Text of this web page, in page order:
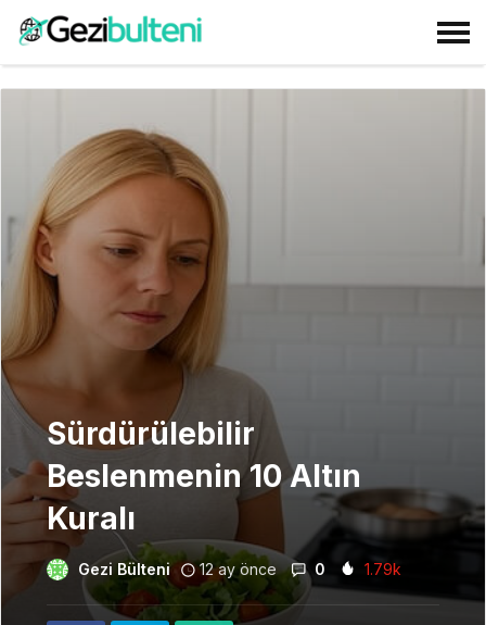
Sürdürülebilir
Beslenmenin 10 Altın
Kuralı
Gezi Bülteni 12 ay önce 0 1.79k